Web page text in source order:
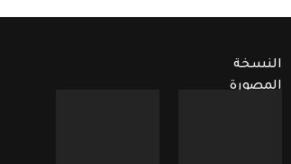
النسخة
المصورة